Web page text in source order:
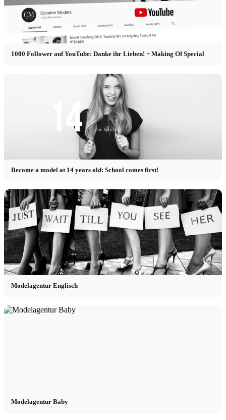
1000 Follower auf YouTube: Danke ihr Lieben! + Making Of Special
Become a model at 14 years old: School comes first!
Modelagentur Englisch
Modelagentur Baby